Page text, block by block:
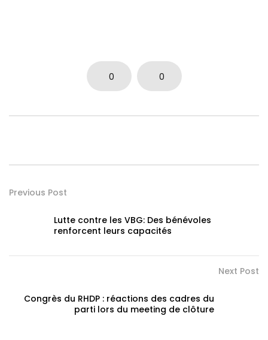
0 0
Previous Post
Lutte contre les VBG: Des bénévoles
renforcent leurs capacités
Next Post
Congrès du RHDP : réactions des cadres du
parti lors du meeting de clôture